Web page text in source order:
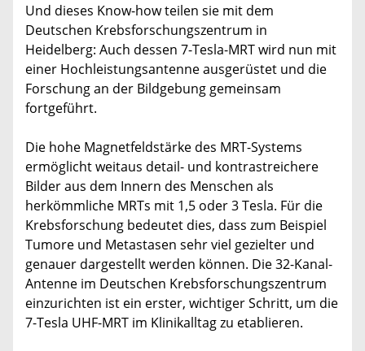
Und dieses Know-how teilen sie mit dem
Deutschen Krebsforschungszentrum in
Heidelberg: Auch dessen 7-Tesla-MRT wird nun mit
einer Hochleistungsantenne ausgerüstet und die
Forschung an der Bildgebung gemeinsam
fortgeführt.
Die hohe Magnetfeldstärke des MRT-Systems
ermöglicht weitaus detail- und kontrastreichere
Bilder aus dem Innern des Menschen als
herkömmliche MRTs mit 1,5 oder 3 Tesla. Für die
Krebsforschung bedeutet dies, dass zum Beispiel
Tumore und Metastasen sehr viel gezielter und
genauer dargestellt werden können. Die 32-Kanal-
Antenne im Deutschen Krebsforschungszentrum
einzurichten ist ein erster, wichtiger Schritt, um die
7-Tesla UHF-MRT im Klinikalltag zu etablieren.